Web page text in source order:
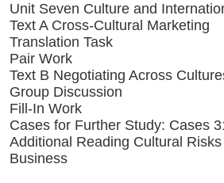
Unit Seven Culture and
Text A Cross-Cultural Marketing
Translation Task
Pair Work
Text B Negotiating Across
Group Discussion
Fill-In Work
Cases for Further Study: Cases
Additional Reading Cultural
Business